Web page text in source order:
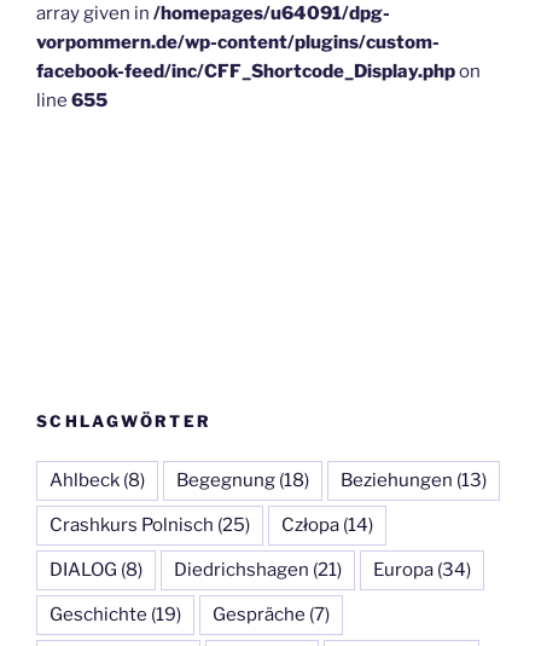
array given in /homepages/u64091/dpg-
vorpommern.de/wp-content/plugins/custom-
facebook-feed/inc/CFF_Shortcode_Display.phpon
line 655
SCHLAGWÖRTER
Ahlbeck (8) Begegnung (18) Beziehungen (13)
Crashkurs Polnisch (25) Człopa (14)
DIALOG (8) Diedrichshagen (21) Europa (34)
Geschichte (19) Gespräche (7)